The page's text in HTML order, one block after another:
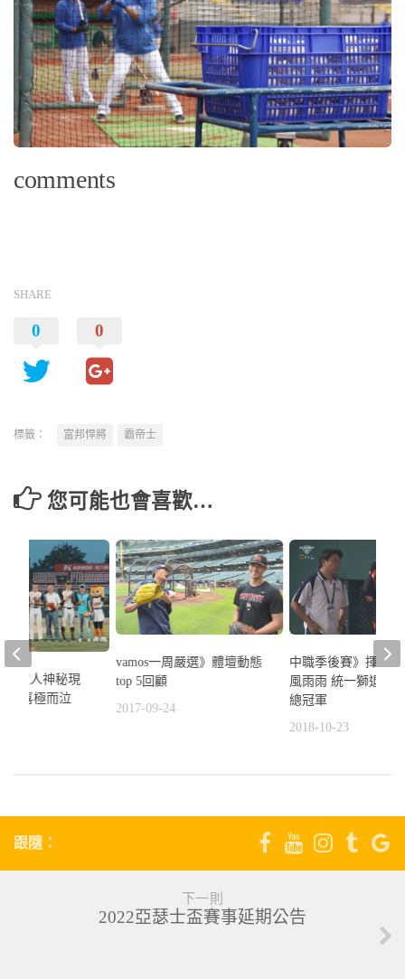
comments
SHARE
0 0
標籤： 富邦悍將 霸帝士
您可能也會喜歡…
vamos一周嚴選》體壇動態
top 5回顧
2017-09-24
中職季後賽》揮別
風雨雨 統一獅退悍
總冠軍
2018-10-23
王家人神秘現
佑喜極而泣
跟隨：
下一則
2022亞瑟士盃賽事延期公告